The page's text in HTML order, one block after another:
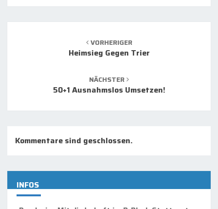
Beitrags-
VORHERIGER
Heimsieg Gegen Trier
NÄCHSTER
50+1 Ausnahmslos Umsetzen!
Kommentare sind geschlossen.
INFOS